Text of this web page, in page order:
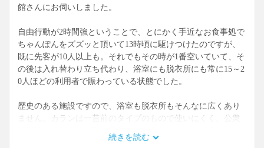
館さんにお伺いしました。
自由行動が2時間強ということで、とにかく手近なお食事処で
ちゃんぽんをズズッと頂いて13時頃に駆けつけたのですが、
既に先客が10人以上も。それでもその時が1番空いていて、そ
の後は入れ替わり立ち代わり、浴室にも脱衣所にも常に15～2
0人ほどの利用者で賑わっている状態でした。
歴史のある施設ですので、浴室も脱衣所もそんなに広くあり
ません。カランは一昔前のタイプのもので使いにくく、公衆
回転が遅くなるので洗い場の待ちが常態化していました。
続きを読む